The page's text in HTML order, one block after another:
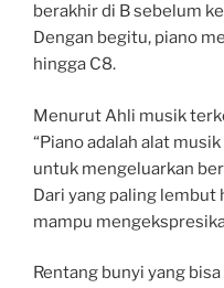
berakhir di B sebelum
Dengan begitu, piano
hingga C8.
Menurut Ahli musik
“Piano adalah alat
untuk mengeluarkan
Dari yang paling lembut
mampu
Rentang bunyi yang